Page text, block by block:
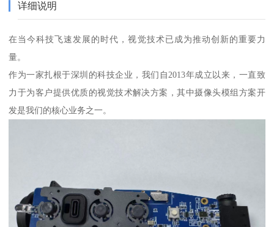
详细说明
在当今科技飞速发展的时代，视觉技术已成为推动创新的重要力
量。
作为一家扎根于深圳的科技企业，我们自2013年成立以来，一直致
力于为客户提供优质的视觉技术解决方案，其中摄像头模组方案开
发是我们的核心业务之一。